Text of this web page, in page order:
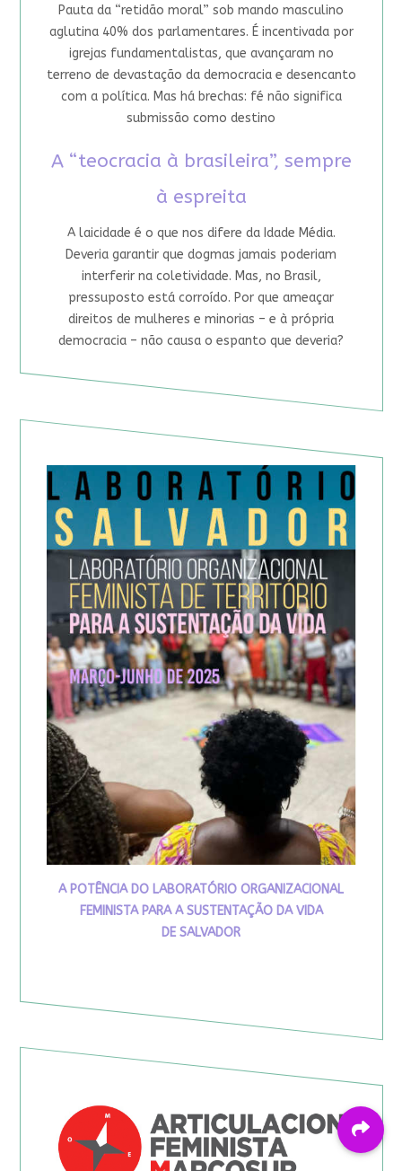
Pauta da “retidão moral” sob mando masculino
aglutina 40% dos parlamentares. É incentivada por
igrejas fundamentalistas, que avançaram no
terreno de devastação da democracia e desencanto
com a política. Mas há brechas: fé não significa
submissão como destino
A “teocracia à brasileira”, sempre
à espreita
A laicidade é o que nos difere da Idade Média.
Deveria garantir que dogmas jamais poderiam
interferir na coletividade. Mas, no Brasil,
pressuposto está corroído. Por que ameaçar
direitos de mulheres e minorias – e à própria
democracia – não causa o espanto que deveria?
A POTÊNCIA DO LABORATÓRIO ORGANIZACIONAL
FEMINISTA PARA A SUSTENTAÇÃO DA VIDA
DE SALVADOR